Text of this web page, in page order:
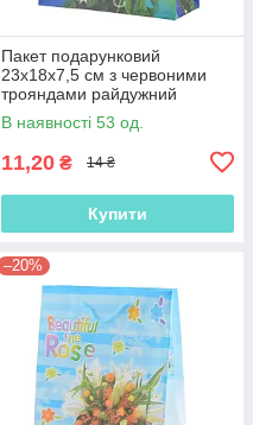
Пакет подарунковий
23х18х7,5 см з червоними
трояндами райдужний
(42301.012)
В наявності 53 од.
11,20 ₴ 14 ₴
Купити
–20%